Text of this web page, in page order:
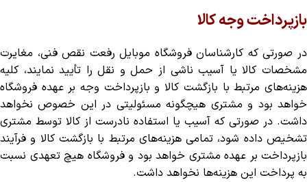
بازپرداخت وجه کالا
در صورتی که کارشناسان فروشگاه موبایل رفعت نقص فنی، مغایرت
مشخصات کالا یا آسیب ناشی از حمل و نقل را تأیید نمایند، کلیه
هزینه‌های مرتبط با بازگشت کالا و بازپرداخت وجه بر عهده فروشگاه
خواهد بود و مشتری هیچگونه مسئولیتی در این خصوص نخواهد
داشت. در صورتی که آسیب یا استفاده نادرست از کالا توسط مشتری
تشخیص داده شود، تمامی هزینه‌های مرتبط با بازگشت کالا و فرآیند
بازپرداخت بر عهده مشتری خواهد بود و فروشگاه هیچ تعهدی نسبت
به پرداخت این هزینه‌ها نخواهد داشت.